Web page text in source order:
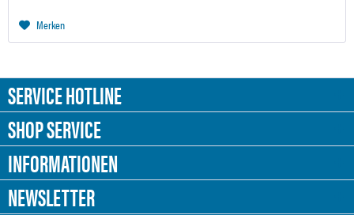
Merken
SERVICE HOTLINE
SHOP SERVICE
INFORMATIONEN
NEWSLETTER